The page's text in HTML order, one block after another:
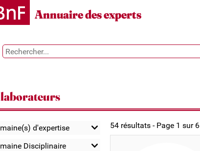
Annuaire des experts
d'expertise
Disciplinaire
54 résultats - Page 1 sur 6